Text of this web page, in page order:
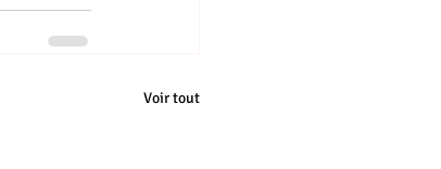
Voir tout